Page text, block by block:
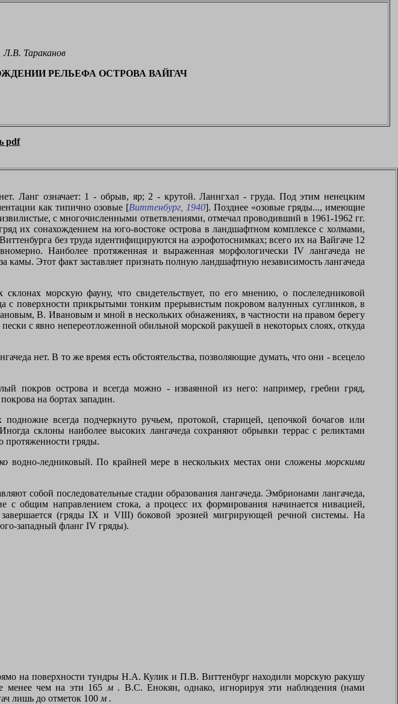
Л.В. Тараканов
РЕЛЬЕФА ОСТРОВА ВАЙГАЧ
pdf
Ланг означает: 1 - обрыв, яр; 2 - крутой. Ланнгхал - груда. Под этим ненецким
как типично озовые [Виттенбург, 1940]. Позднее «озовые гряды..., имеющие
с многочисленными ответвлениями, отмечал проводивший в 1961-1962 гг.
их сонахождением на юго-востоке острова в ландшафтном комплексе с холмами,
без труда идентифицируются на аэрофотоснимках; всего их на Вайгаче 12
Наиболее протяженная и выраженная морфологически IV лангачеда не
Этот факт заставляет признать полную ландшафтную независимость лангачеда
морскую фауну, что свидетельствует, по его мнению, о послеледниковой
с поверхности прикрытыми тонким прерывистым покровом валунных суглинков, в
В. Ивановым и мной в нескольких обнажениях, в частности на правом берегу
с явно непереотложенной обильной морской ракушей в некоторых слоях, откуда
нет. В то же время есть обстоятельства, позволяющие думать, что они - всецело
покров острова и всегда можно - изваянной из него: например, гребни гряд,
на бортах западин.
всегда подчеркнуто ручьем, протокой, старицей, цепочкой бочагов или
склоны наиболее высоких лангачеда сохраняют обрывки террас с реликтами
протяженности гряды.
водно-ледниковый. По крайней мере в нескольких местах они сложены морскими
собой последовательные стадии образования лангачеда. Эмбрионами лангачеда,
с общим направлением стока, а процесс их формирования начинается нивацией,
(грядыIX и VIII) боковой эрозией мигрирующей речной системы. На
западный фланг IV гряды).
на поверхности тундры Н.А. Кулик и П.В. Виттенбург находили морскую ракушу
менее чем на эти 165 м . В.С. Енокян, однако, игнорируя эти наблюдения (нами
лишь до отметок 100 м .